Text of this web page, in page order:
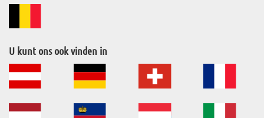
U kunt ons ook vinden in